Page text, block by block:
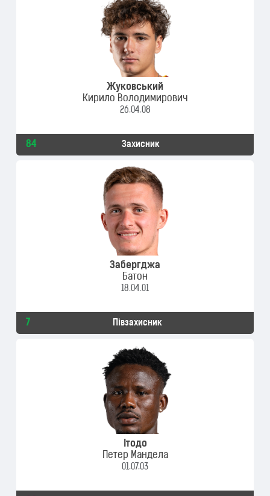
Жуковський
Кирило Володимирович
26.04.08
84 Захисник
Забергджа
Батон
18.04.01
7 Півзахисник
Ітодо
Петер Мандела
01.07.03